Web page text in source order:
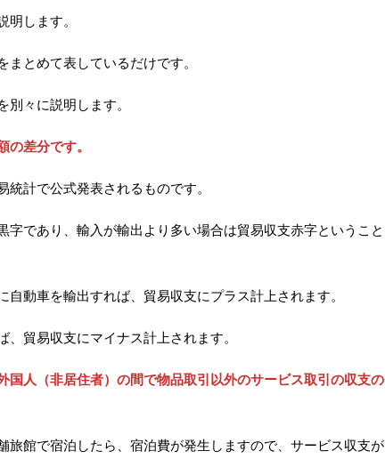
します。
とめて表しているだけです。
々に説明します。
差分です。
計で公式発表されるものです。
字であり、輸入が輸出より多い場合は貿易収支赤字ということ
動車を輸出すれば、貿易収支にプラス計上されます。
貿易収支にマイナス計上されます。
国人（非居住者）の間で物品取引以外のサービス取引の収支の
旅館で宿泊したら、宿泊費が発生しますので、サービス収支が